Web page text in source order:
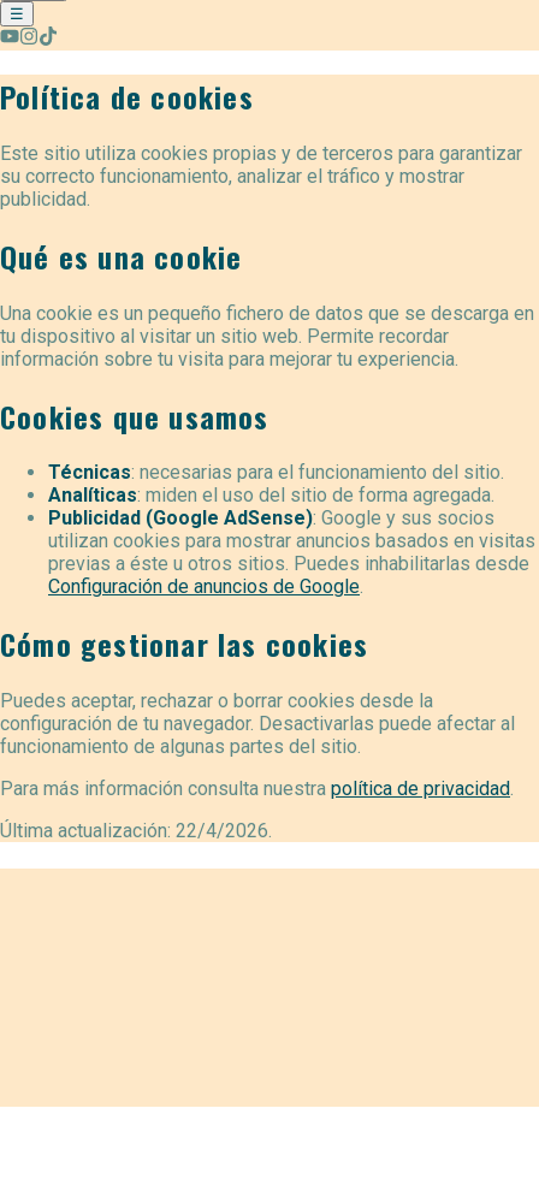
☰
Política de cookies
Este sitio utiliza cookies propias y de terceros para garantizar
su correcto funcionamiento, analizar el tráfico y mostrar
publicidad.
Qué es una cookie
Una cookie es un pequeño fichero de datos que se descarga en
tu dispositivo al visitar un sitio web. Permite recordar
información sobre tu visita para mejorar tu experiencia.
Cookies que usamos
Técnicas: necesarias para el funcionamiento del sitio.
Analíticas: miden el uso del sitio de forma agregada.
Publicidad (Google AdSense): Google y sus socios
utilizan cookies para mostrar anuncios basados en visitas
previas a éste u otros sitios. Puedes inhabilitarlas desde
Configuración de anuncios de Google.
Cómo gestionar las cookies
Puedes aceptar, rechazar o borrar cookies desde la
configuración de tu navegador. Desactivarlas puede afectar al
funcionamiento de algunas partes del sitio.
Para más información consulta nuestra política de privacidad.
Última actualización: 22/4/2026.